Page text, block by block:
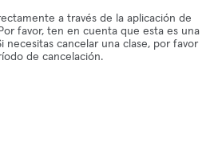
a través de la aplicación de
favor, ten en cuenta que esta es una
necesitas cancelar una clase, por favor
de cancelación.